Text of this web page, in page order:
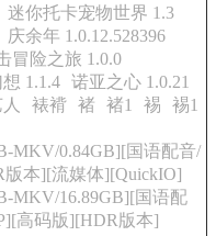
迷你托卡宠物世界 1.3
庆余年 1.0.12.528396
冒险之旅 1.0.0
1.1.4 诺亚之心 1.0.21
裱褙 褚 褚1 裼
裼1
MKV/0.84GB][国语配音/
版本][流媒体][QuickIO]
MKV/16.89GB][国语配
高码版][HDR版本]